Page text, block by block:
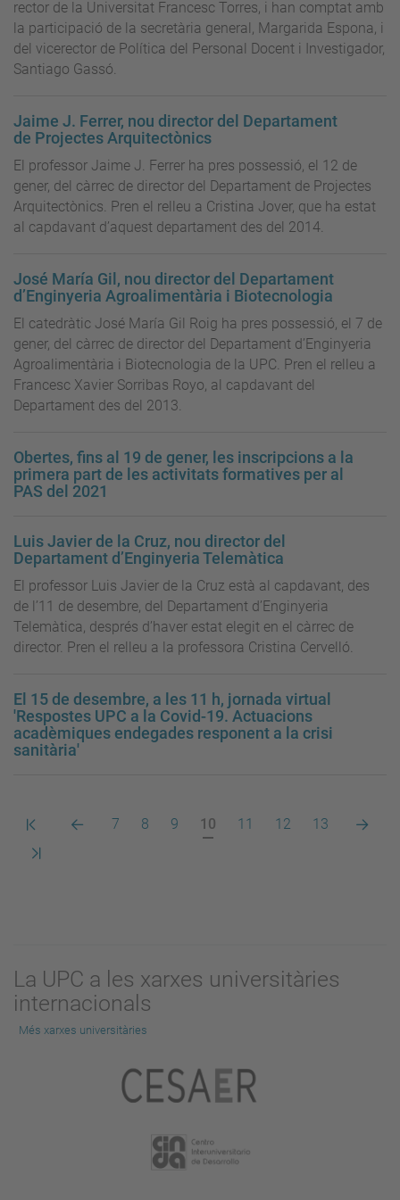
rector de la Universitat Francesc Torres, i han comptat amb
la participació de la secretària general, Margarida Espona, i
del vicerector de Política del Personal Docent i Investigador,
Santiago Gassó.
Jaime J. Ferrer, nou director del Departament
de Projectes Arquitectònics
El professor Jaime J. Ferrer ha pres possessió, el 12 de
gener, del càrrec de director del Departament de Projectes
Arquitectònics. Pren el relleu a Cristina Jover, que ha estat
al capdavant d’aquest departament des del 2014.
José María Gil, nou director del Departament
d’Enginyeria Agroalimentària i Biotecnologia
El catedràtic José María Gil Roig ha pres possessió, el 7 de
gener, del càrrec de director del Departament d’Enginyeria
Agroalimentària i Biotecnologia de la UPC. Pren el relleu a
Francesc Xavier Sorribas Royo, al capdavant del
Departament des del 2013.
Obertes, fins al 19 de gener, les inscripcions a la
primera part de les activitats formatives per al
PAS del 2021
Luis Javier de la Cruz, nou director del
Departament d’Enginyeria Telemàtica
El professor Luis Javier de la Cruz està al capdavant, des
de l’11 de desembre, del Departament d’Enginyeria
Telemàtica, després d’haver estat elegit en el càrrec de
director. Pren el relleu a la professora Cristina Cervelló.
El 15 de desembre, a les 11 h, jornada virtual
'Respostes UPC a la Covid-19. Actuacions
acadèmiques endegades responent a la crisi
sanitària'
Primera
Pàgina
Pàgina
7 Pàgina
8 Pàgina
9
Pàgina
actual
10 Pàgina
11 Pàgina
12 Pàgina
13
Pàgina
Darrera
La UPC a les xarxes universitàries
internacionals
Més xarxes universitàries